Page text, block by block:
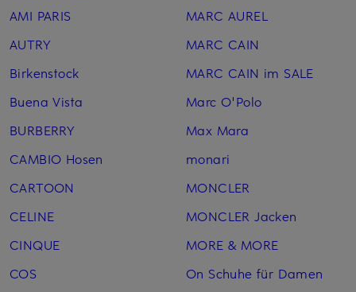
AMI PARIS
AUTRY
Birkenstock
Buena Vista
BURBERRY
CAMBIO Hosen
CARTOON
CELINE
CINQUE
COS
MARC AUREL
MARC CAIN
MARC CAIN im SALE
Marc O'Polo
Max Mara
monari
MONCLER
MONCLER Jacken
MORE & MORE
On Schuhe für Damen